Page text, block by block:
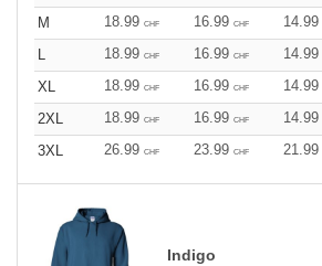
M
18.99 CHF 16.99 CHF 14.99
L
18.99 CHF 16.99 CHF 14.99
XL
18.99 CHF 16.99 CHF 14.99
2XL
18.99 CHF 16.99 CHF 14.99
3XL
26.99 CHF 23.99 CHF 21.99
Indigo